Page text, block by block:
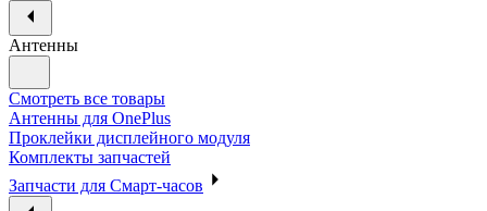
Антенны
Смотреть все товары
Антенны для OnePlus
Проклейки дисплейного модуля
Комплекты запчастей
Запчасти для Смарт-часов